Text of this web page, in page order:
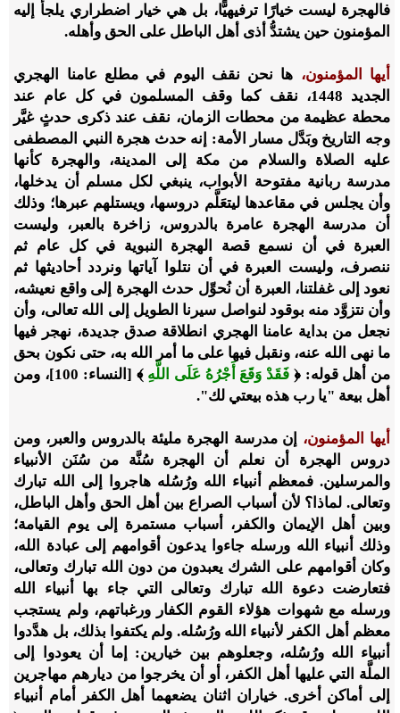
فالهجرة ليست خيارًا ترفيهيًّا، بل هي خيار اضطراري يلجأ إليه
المؤمنون حين يشتدُّ أذى أهل الباطل على الحق وأهله.
أيها المؤمنون، ها نحن نقف اليوم في مطلع عامنا الهجري
الجديد 1448، نقف كما وقف المسلمون في كل عام عند
محطة عظيمة من محطات الزمان، نقف عند ذكرى حدثٍ غيَّر
وجه التاريخ وبَدَّل مسار الأمة: إنه حدث هجرة النبي المصطفى
عليه الصلاة والسلام من مكة إلى المدينة، والهجرة كأنها
مدرسة ربانية مفتوحة الأبواب، ينبغي لكل مسلم أن يدخلها،
وأن يجلس في مقاعدها ليتعَلَّم دروسها، ويستلهم عبرها؛ وذلك
أن مدرسة الهجرة عامرة بالدروس، زاخرة بالعبر، وليست
العبرة في أن نسمع قصة الهجرة النبوية في كل عام ثم
ننصرف، وليست العبرة في أن نتلوا آياتها ونردد أحاديثها ثم
نعود إلى غفلتنا، العبرة أن نُحوِّل حدث الهجرة إلى واقع نعيشه،
وأن نتزوَّد منه بوقود لنواصل سيرنا الطويل إلى الله تعالى، وأن
نجعل من بداية عامنا الهجري انطلاقة صدق جديدة، نهجر فيها
ما نهى الله عنه، ونقبل فيها على ما أمر الله به، حتى نكون بحق
من أهل قوله: ﴿ فَقَدْ وَقَعَ أَجْرُهُ عَلَى اللَّهِ
﴾ [النساء: 100]، ومن
أهل بيعة "يا رب هذه بيعتي لك".
أيها المؤمنون،
إن مدرسة الهجرة مليئة بالدروس والعبر، ومن
دروس الهجرة أن نعلم أن الهجرة سُنَّة من سُنَن الأنبياء
والمرسلين. فمعظم أنبياء الله ورُسُله هاجروا إلى الله تبارك
وتعالى. لماذا؟ لأن أسباب الصراع بين أهل الحق وأهل الباطل،
وبين أهل الإيمان والكفر، أسباب مستمرة إلى يوم القيامة؛
وذلك أنبياء الله ورسله جاءوا يدعون أقوامهم إلى عبادة الله،
وكان أقوامهم على الشرك يعبدون من دون الله تبارك وتعالى،
فتعارضت دعوة الله تبارك وتعالى التي جاء بها أنبياء الله
ورسله مع شهوات هؤلاء القوم الكفار ورغباتهم، ولم يستجب
معظم أهل الكفر لأنبياء الله ورُسُله. ولم يكتفوا بذلك، بل هدَّدوا
أنبياء الله ورُسُله، وجعلوهم بين خيارين: إما أن يعودوا إلى
الملَّة التي عليها أهل الكفر، أو أن يخرجوا من ديارهم مهاجرين
إلى أماكن أخرى. خياران اثنان يضعهما أهل الكفر أمام أنبياء